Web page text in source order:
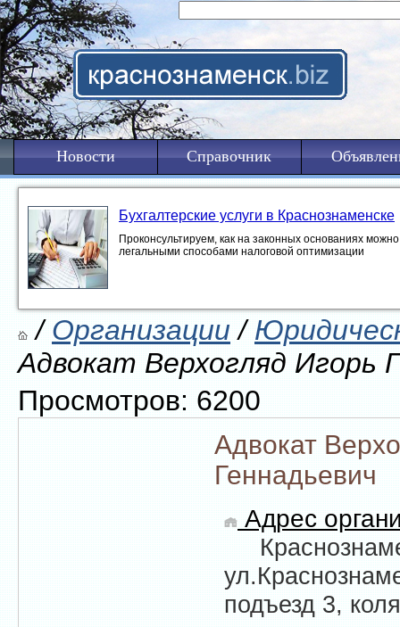
Новости Справочник
Бухгалтерские услуги в Краснознаменске
Проконсультируем, как на законных основаниях
легальными способами налоговой оптимизации
/Организации/
Адвокат Верхогляд Игорь
Просмотров: 6200
Адвокат
Геннадьевич
Адрес
подъезд 3,